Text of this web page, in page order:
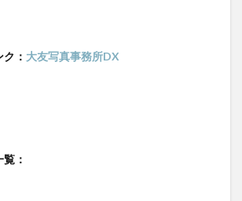
： 大友写真事務所DX
：